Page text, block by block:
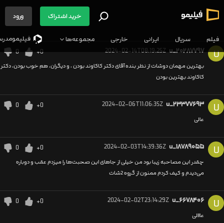
فیلم سریال ایرانی خارجی مجموعه‌ها
خرید اشتراک ورود
U u_۲۰۲۸۷۷۹۷ 2024-02-14T08:19:25Z
+0
0
بهترین مهمان دوشات از نظر بنده آقای دکتر کاکاوند بودن ، و دیگران، هم خوب بودن، دکتر
کاکاوند بهترین بودن
U u_۲۳۳۷۷۶۹۳ 2024-02-06T11:06:35Z
+0
0
عالی
U u_۱۸۷۸۹۰۵۵ 2024-02-03T14:39:36Z
+0
0
چقدر این مصاحبه زیبا بود من خیلی از جاهای این صحبت‌ها را میزدم عقب و دوباره
می‌دیدم و کیف کردم ممنون از گروه 2شات
U u_۶۶۷۸۴۰۶ 2024-02-02T23:14:29Z
+0
0
عااالی